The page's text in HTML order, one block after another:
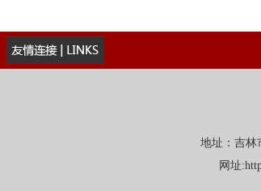
地址：吉
网址: